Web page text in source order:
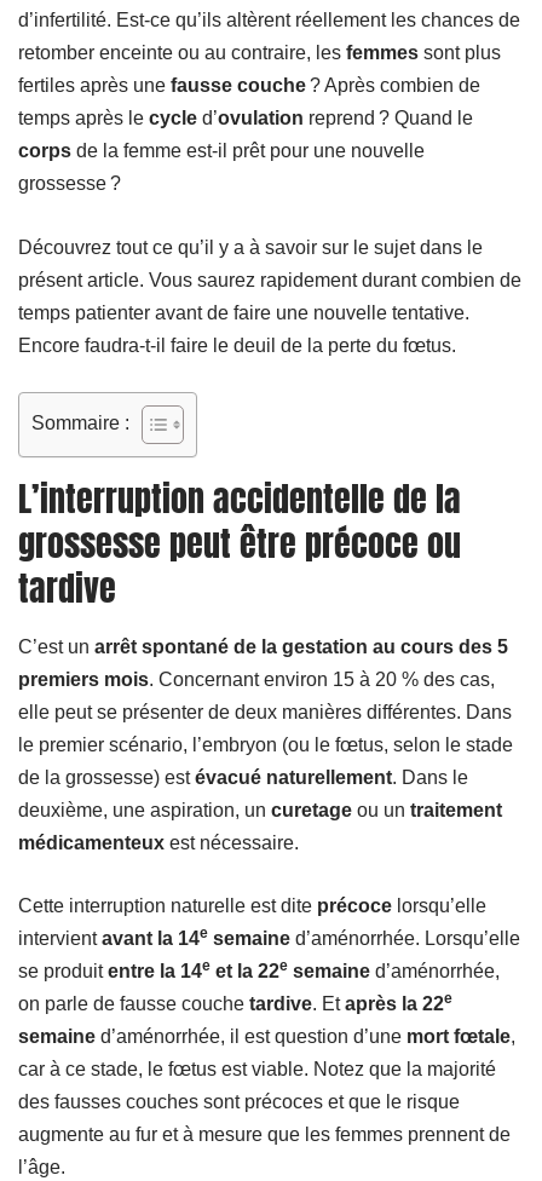
d’infertilité. Est-ce qu’ils altèrent réellement les chances de
retomber enceinte ou au contraire, les femmes sont plus
fertiles après une fausse couche? Après combien de
temps après le cycle d’ovulation reprend ? Quand le
corps de la femme est-il prêt pour une nouvelle
grossesse ?
Découvrez tout ce qu’il y a à savoir sur le sujet dans le
présent article. Vous saurez rapidement durant combien de
temps patienter avant de faire une nouvelle tentative.
Encore faudra-t-il faire le deuil de la perte du fœtus.
Sommaire :
L’interruption accidentelle de la
grossesse peut être précoce ou
tardive
C’est un arrêt spontané de la gestation au cours des 5
premiers mois . Concernant environ 15 à 20 % des cas,
elle peut se présenter de deux manières différentes. Dans
le premier scénario, l’embryon (ou le fœtus, selon le stade
de la grossesse) estévacué naturellement . Dans le
deuxième, une aspiration, un curetage ou un traitement
médicamenteux est nécessaire.
Cette interruption naturelle est dite précoce lorsqu’elle
intervientavant la 14e semaine d’aménorrhée. Lorsqu’elle
se produitentre la 14e et la 22e semaine d’aménorrhée,
on parle de fausse couche tardive. Etaprès la 22e
semaine d’aménorrhée, il est question d’une mort fœtale,
car à ce stade, le fœtus est viable. Notez que la majorité
des fausses couches sont précoces et que le risque
augmente au fur et à mesure que les femmes prennent de
l’âge.